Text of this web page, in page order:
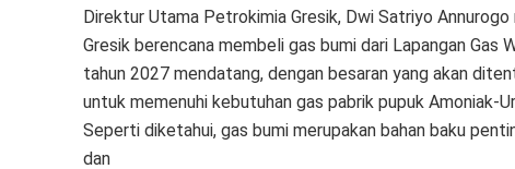
Direktur Utama Petrokimia Gresik, Dwi Satriyo
Gresik berencana membeli gas bumi dari Lapangan Gas
tahun 2027 mendatang, dengan besaran yang akan
untuk memenuhi kebutuhan gas pabrik pupuk Amoniak-
Seperti diketahui, gas bumi merupakan bahan baku
dan